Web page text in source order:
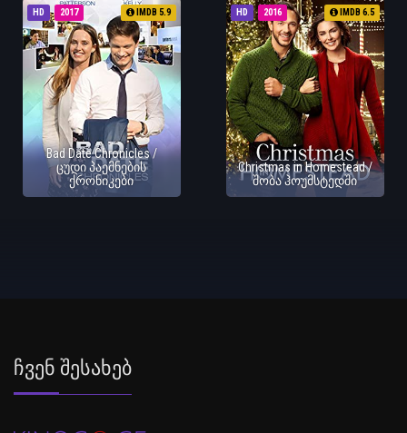
HD 2017 IMDB 5.9
Bad Date Chronicles /
ცუდი პაემნების
ქრონიკები
HD 2016 IMDB 6.5
Christmas in Homestead /
შობა ჰოუმსტედში
Ჩვენ Შესახებ